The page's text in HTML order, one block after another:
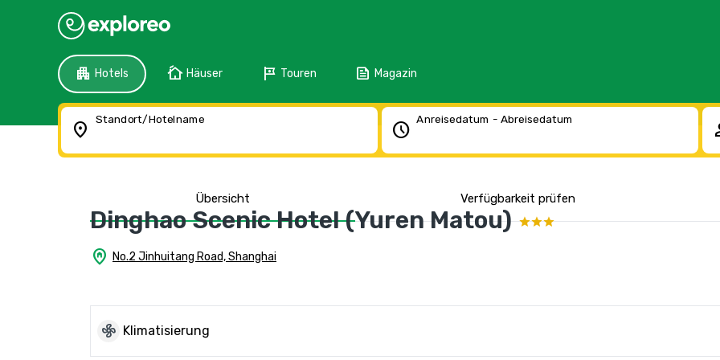
apartment Hotels cottage Häuser tour Touren feed Magazin
location_on Standort/Hotelname schedule Anreisedatum - Abreisedatum
Übersicht Verfügbarkeit prüfen
Dinghao Scenic Hotel (Yuren Matou)
home_pin No.2 Jinhuitang Road, Shanghai
mode_fan Klimatisierung